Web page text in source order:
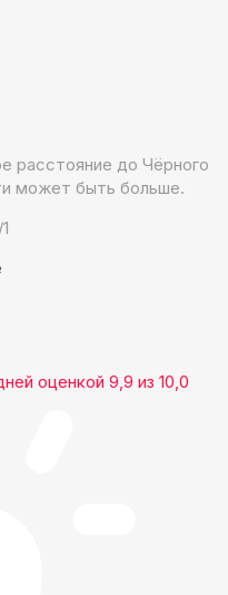
расстояние до Чёрного
может быть больше.
оценкой 9,9 из 10,0